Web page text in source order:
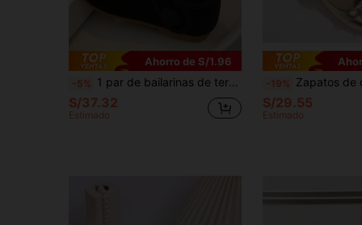
Ahorro de S/1.96
-5% 1 par de bailarinas de terciopelo con suela blanda y cómoda para niñas, zapatos de princesa para bebés y niñas pequeñas
S/37.32
Estimado
-19% Zapatos de charol dorados para niñas, zapatos de ballet de suela blanda con color metálico para primavera/otoño, zapatos cómodos y de suela blanda para
S/29.55
Estimado